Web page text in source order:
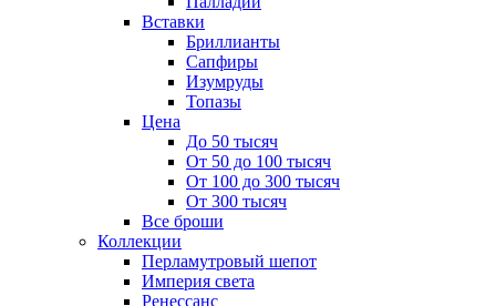
Вставки
Бриллианты
Сапфиры
Изумруды
Топазы
Цена
До 50 тысяч
От 50 до 100 тысяч
От 100 до 300 тысяч
От 300 тысяч
Все броши
Коллекции
Перламутровый шепот
Империя света
Ренессанс